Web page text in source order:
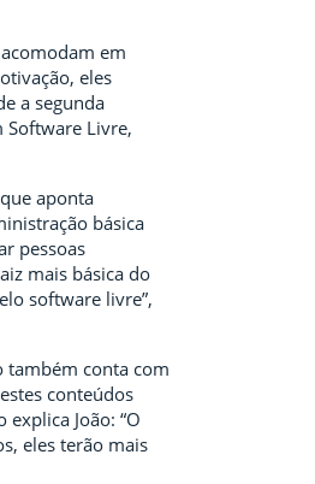
em
eles
a segunda
Software Livre,
aponta
básica
pessoas
mais básica do
software livre”,
também conta com
conteúdos
João: “O
eles terão mais